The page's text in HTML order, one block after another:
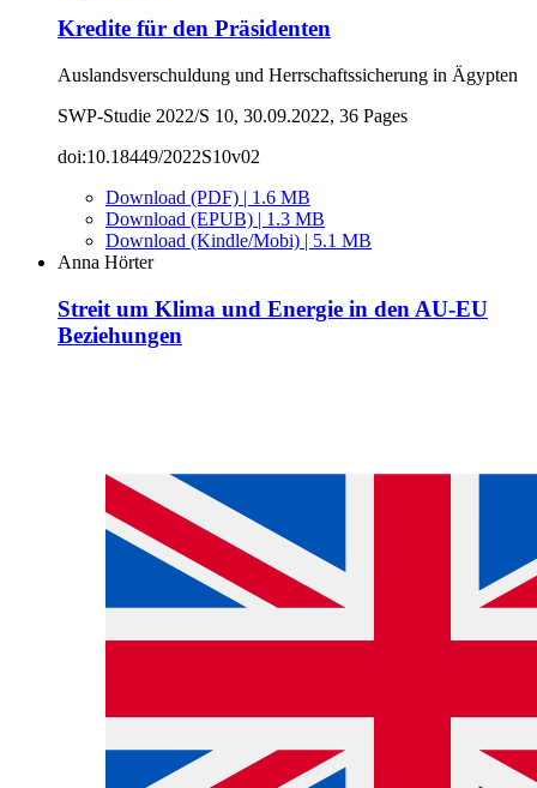
Kredite für den Präsidenten
Auslandsverschuldung und Herrschaftssicherung in Ägypten
SWP-Studie 2022/S 10, 30.09.2022, 36 Pages
doi:10.18449/2022S10v02
Download (PDF) | 1.6 MB
Download (EPUB) | 1.3 MB
Download (Kindle/Mobi) | 5.1 MB
Anna Hörter
Streit um Klima und Energie in den AU-EU
Beziehungen